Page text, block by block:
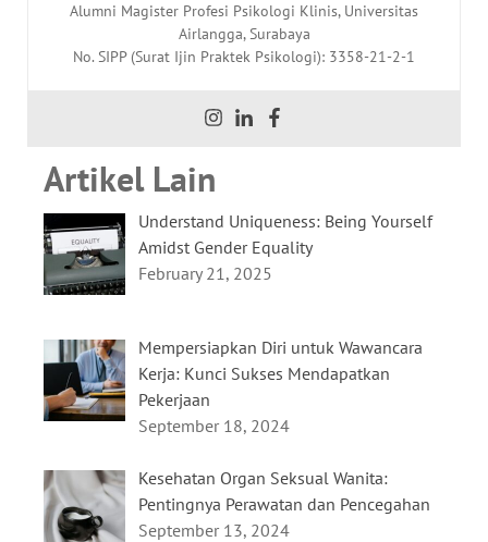
Alumni Magister Profesi Psikologi Klinis, Universitas
Airlangga, Surabaya
No. SIPP (Surat Ijin Praktek Psikologi): 3358-21-2-1
Artikel Lain
Understand Uniqueness: Being Yourself
Amidst Gender Equality
February 21, 2025
Mempersiapkan Diri untuk Wawancara
Kerja: Kunci Sukses Mendapatkan
Pekerjaan
September 18, 2024
Kesehatan Organ Seksual Wanita:
Pentingnya Perawatan dan Pencegahan
September 13, 2024